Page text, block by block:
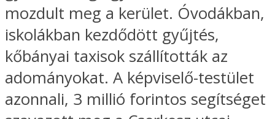
mozdult meg a kerület. Óvodákban,
iskolákban kezdődött gyűjtés,
kőbányai taxisok szállították az
adományokat. A képviselő-testület
azonnali, 3 millió forintos segítséget